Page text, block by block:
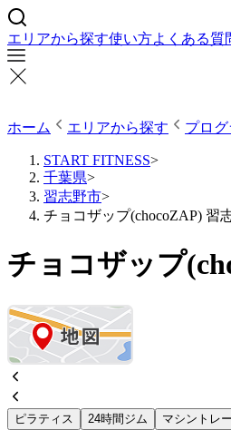
エリアから探す使い方よくある質
ホーム エリアから探す プロ
START FITNESS>
千葉県>
習志野市>
チョコザップ(chocoZAP) 習
チョコザップ
ピラティス 24時間ジム
マシントレ